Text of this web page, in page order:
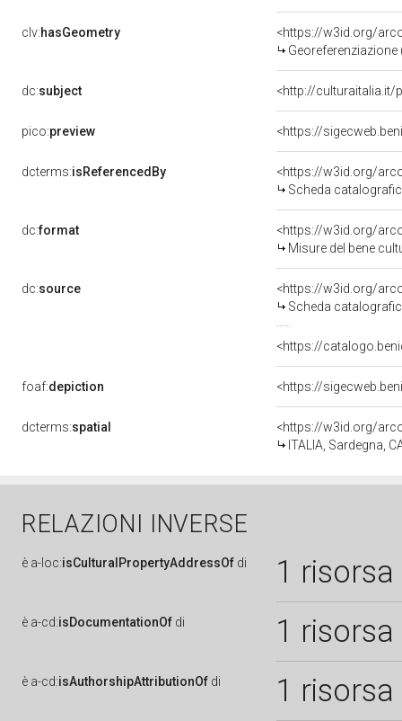
clv:hasGeometry
<https://w3id.org/
dc:subject <http://culturaitalia.it/
pico:preview <https://
dcterms:isReferencedBy
<https://w3id.org/
Scheda
dc:format
<https://w3id.org/
Misure del bene
dc:source
<https://w3id.org/
Scheda
<https://
foaf:depiction <https://
dcterms:spatial
<https://w3id.org/
ITALIA, Sardegna,
RELAZIONI INVERSE
è a-loc:isCulturalPropertyAddressOf di 1 risorsa
è a-cd:isDocumentationOf di 1 risorsa
è a-cd:isAuthorshipAttributionOf di 1 risorsa